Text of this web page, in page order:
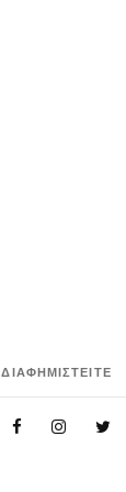
ΔΙΑΦΗΜΙΣΤΕΙΤΕ